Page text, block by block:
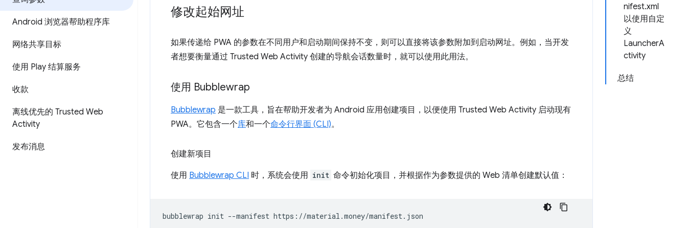
Android 浏览器帮助程序库
网络共享目标
使用 Play 结算服务
收款
离线优先的 Trusted Web
Activity
发布消息
nifest.xml
以使用自定
义
LauncherA
ctivity
总结
修改起始网址
如果传递给 PWA 的参数在不同用户和启动期间保持不变，则可以直接将该参数附加到启动网址。例如，当开发
者想要衡量通过 Trusted Web Activity 创建的导航会话数量时，就可以使用此用法。
使用 Bubblewrap
Bubblewrap 是一款工具，旨在帮助开发者为 Android 应用创建项目，以便使用 Trusted Web Activity 启动现有
PWA。它包含一个库和一个命令行界面 (CLI)。
创建新项目
使用 Bubblewrap CLI 时，系统会使用 init 命令初始化项目，并根据作为参数提供的 Web 清单创建默认值：
bubblewrap init --manifest